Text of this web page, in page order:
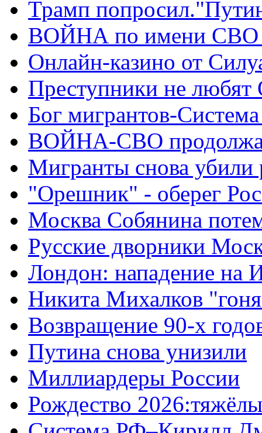
Трамп
ВОЙНА по имени СВО
Онлайн-казино от
Преступники не
Бог мигрантов-
ВОЙНА-СВО
Мигранты снова убили
"Орешник" - оберег
Москва Собянина
Русские дворники
Лондон: нападение на
Никита Михалков
Возвращение 90-х
Путина снова унизили
Миллиардеры России
Рождество